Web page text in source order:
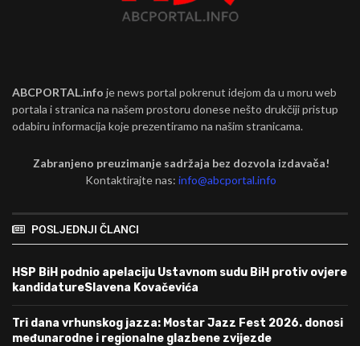
ABCPORTAL.info je news portal pokrenut idejom da u moru web
portala i stranica na našem prostoru donese nešto drukčiji pristup
odabiru informacija koje prezentiramo na našim stranicama.
Zabranjeno preuzimanje sadržaja bez dozvola izdavača!
Kontaktirajte nas:info@abcportal.info
POSLJEDNJI ČLANCI
HSP BiH podnio apelaciju Ustavnom sudu BiH protiv ovjere
kandidatureSlavena Kovačevića
Tri dana vrhunskog jazza: Mostar Jazz Fest 2026. donosi
međunarodne i regionalne glazbene zvijezde